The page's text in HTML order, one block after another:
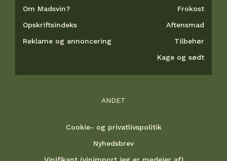
Om Madsvin?
Opskriftsindeks
Reklame og annoncering
Frokost
Aftensmad
Tilbehør
Kage og sødt
ANDET
Cookie- og privatlivspolitik
Nyhedsbrev